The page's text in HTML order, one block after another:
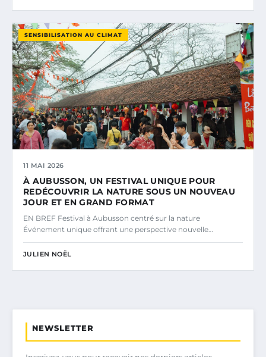
SENSIBILISATION AU CLIMAT
11 MAI 2026
À AUBUSSON, UN FESTIVAL UNIQUE POUR
REDÉCOUVRIR LA NATURE SOUS UN NOUVEAU
JOUR ET EN GRAND FORMAT
EN BREF Festival à Aubusson centré sur la nature
Événement unique offrant une perspective nouvelle…
JULIEN NOËL
NEWSLETTER